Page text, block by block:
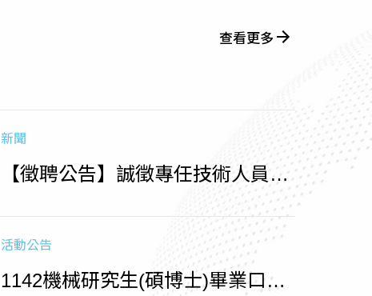
查看更多
新聞
【徵聘公告】誠徵專任技術人員
活動公告
1142機械研究生(碩博士)畢業口試